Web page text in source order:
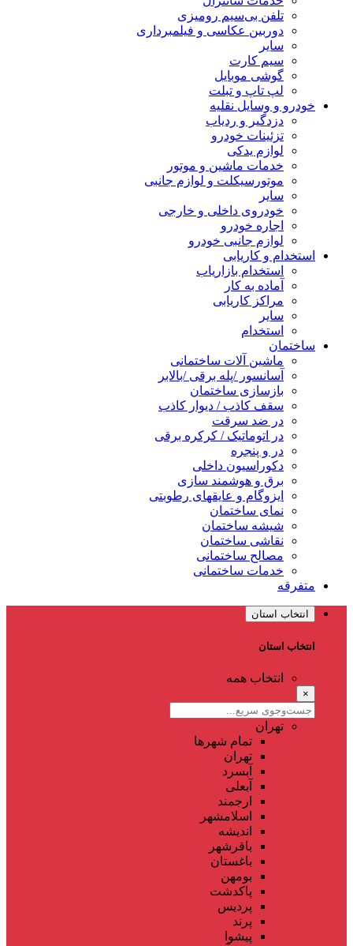
تلفن بی‌سیم رومیزی
دوربین عکاسی و فیلمبرداری
سایر
سیم کارت
گوشی موبایل
لپ تاپ و تبلت
خودرو و وسایل نقلیه
دزدگیر و ردیاب
تزئینات خودرو
لوازم یدکی
خدمات ماشین و موتور
موتورسیکلت و لوازم جانبی
سایر
خودروی داخلی و خارجی
اجاره خودرو
لوازم جانبی خودرو
استخدام و کاریابی
استخدام بازاریاب
آماده به کار
مراکز کاریابی
سایر
استخدام
ساختمان
ماشین آلات ساختمانی
آسانسور /پله برقی /بالابر
بازسازی ساختمان
سقف کاذب / دیوار کاذب
در ضد سرقت
در اتوماتیک / کرکره برقی
در و پنجره
دکوراسیون داخلی
برق و هوشمند سازی
ایزوگام و عایقهای رطوبتی
نمای ساختمان
شیشه ساختمان
نقاشی ساختمان
مصالح ساختمانی
خدمات ساختمانی
متفرقه
انتخاب استان
انتخاب استان
انتخاب همه
×
تهران
تمام شهر‌ها
تهران
آبسرد
آبعلی
ارجمند
اسلامشهر
اندیشه
باقرشهر
باغستان
بومهن
پاکدشت
پردیس
پرند
پیشوا